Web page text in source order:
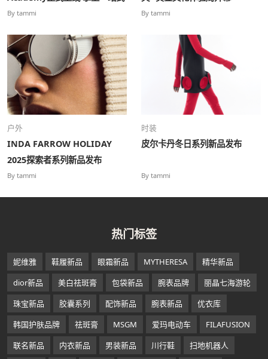
解锁威士忌专业知识
By tammi By tammi
户外
INDA FARROW HOLIDAY
2025探索者系列新品发布
By tammi
时装
皮尔卡丹冬日系列新品发布
By tammi
热门标签
妮维雅 鞋履新品 眼霜新品 MYTHERESA
精华新品
dior新品
美白祛斑膏 包袋新品 腕表品牌
丽晶七海游轮
珠宝新品
胶囊系列 配饰新品 腕表新品
优衣库
韩国护肤品牌
祛斑膏 MSGM 爱玛电动车
FILAFUSION
联名新品
内衣新品 男装新品 川行鞋 扫地机器人